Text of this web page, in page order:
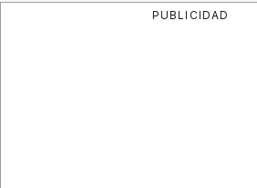
PUBLICIDAD